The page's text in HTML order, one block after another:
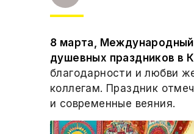
8 марта,
душевных праздников в
благодарности и любви
коллегам. Праздник
и современные веяния.